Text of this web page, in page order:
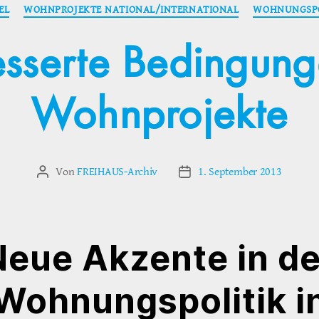
Kategorien
WOHNPROJEKTE NATIONAL/INTERNATIONAL
Wohnprojekte
Beitragsautor
VonFREIHAUS-Archiv Veröffentlichungsdatum
1. September 2013
Akzente in